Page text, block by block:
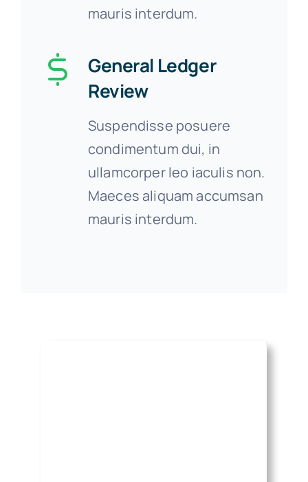
mauris interdum.
General Ledger
Review
Suspendisse posuere
condimentum dui, in
ullamcorper leo iaculis non.
Maeces aliquam accumsan
mauris interdum.